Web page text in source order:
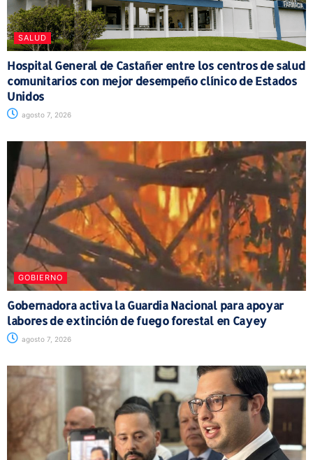
SALUD
Hospital General de Castañer entre los centros de salud
comunitarios con mejor desempeño clínico de Estados
Unidos
agosto 7, 2026
GOBIERNO
Gobernadora activa la Guardia Nacional para apoyar
labores de extinción de fuego forestal en Cayey
agosto 7, 2026